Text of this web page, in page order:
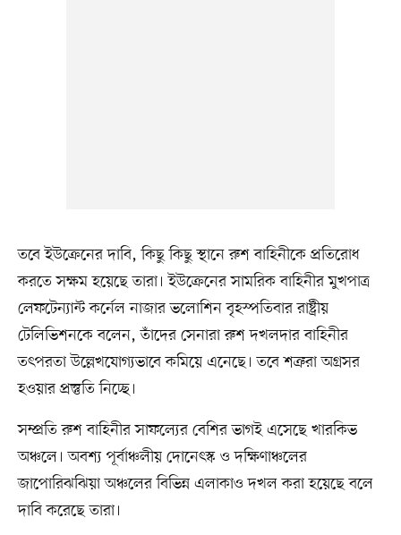
তবে ইউক্রেনের দাবি, কিছু কিছু স্থানে রুশ বাহিনীকে প্রতিরোধ
করতে সক্ষম হয়েছে তারা। ইউক্রেনের সামরিক বাহিনীর মুখপাত্র
লেফটেন্যান্ট কর্নেল নাজার ভলোশিন বৃহস্পতিবার রাষ্ট্রীয়
টেলিভিশনকে বলেন, তাঁদের সেনারা রুশ দখলদার বাহিনীর
তৎপরতা উল্লেখযোগ্যভাবে কমিয়ে এনেছে। তবে শত্রুরা অগ্রসর
হওয়ার প্রস্তুতি নিচ্ছে।
সম্প্রতি রুশ বাহিনীর সাফল্যের বেশির ভাগই এসেছে খারকিভ
অঞ্চলে। অবশ্য পূর্বাঞ্চলীয় দোনেৎস্ক ও দক্ষিণাঞ্চলের
জাপোরিঝঝিয়া অঞ্চলের বিভিন্ন এলাকাও দখল করা হয়েছে বলে
দাবি করেছে তারা।